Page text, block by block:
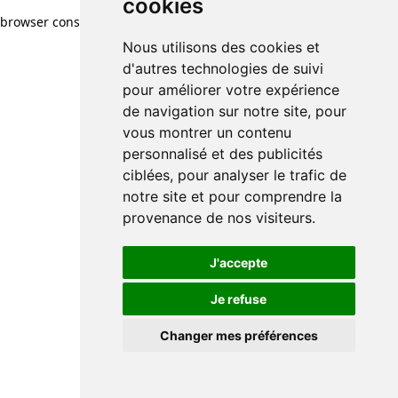
cookies
Nous utilisons des cookies et
d'autres technologies de suivi
pour améliorer votre expérience
de navigation sur notre site, pour
vous montrer un contenu
personnalisé et des publicités
ciblées, pour analyser le trafic de
notre site et pour comprendre la
provenance de nos visiteurs.
J'accepte
Je refuse
Changer mes préférences
browser console for more information)